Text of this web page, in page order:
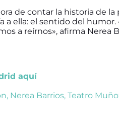
de contar la historia de
ella: el sentido del humor.
a reírnos», afirma Nerea
aquí
, Nerea Barrios, Teatro